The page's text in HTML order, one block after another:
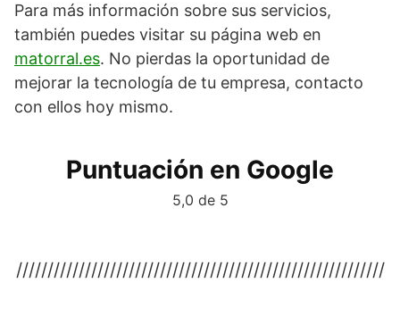
Para más información sobre sus servicios,
también puedes visitar su página web en
matorral.es. No pierdas la oportunidad de
mejorar la tecnología de tu empresa, contacto
con ellos hoy mismo.
Puntuación en Google
5,0 de 5
///////////////////////////////////////////////////////////